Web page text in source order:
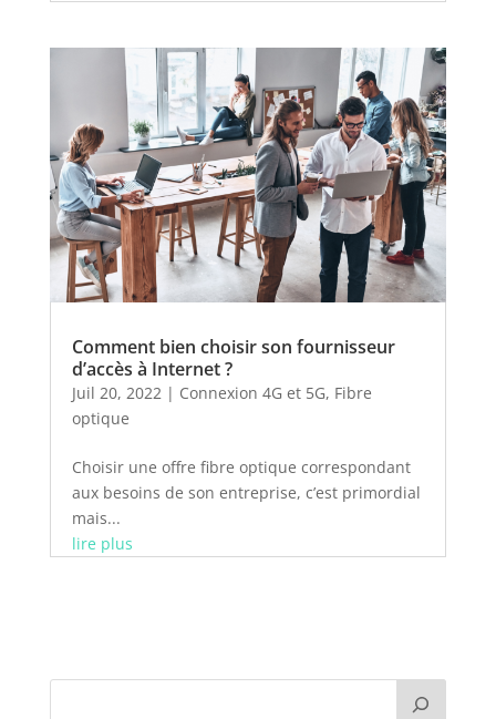
Comment bien choisir son fournisseur
d’accès à Internet ?
Juil 20, 2022 | Connexion 4G et 5G, Fibre
optique
Choisir une offre fibre optique correspondant
aux besoins de son entreprise, c’est primordial
mais...
lire plus